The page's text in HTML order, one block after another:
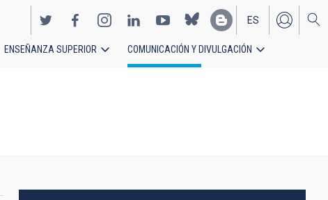
EN
ES
ENSEÑANZA SUPERIOR COMUNICACIÓN Y DIVULGACIÓN